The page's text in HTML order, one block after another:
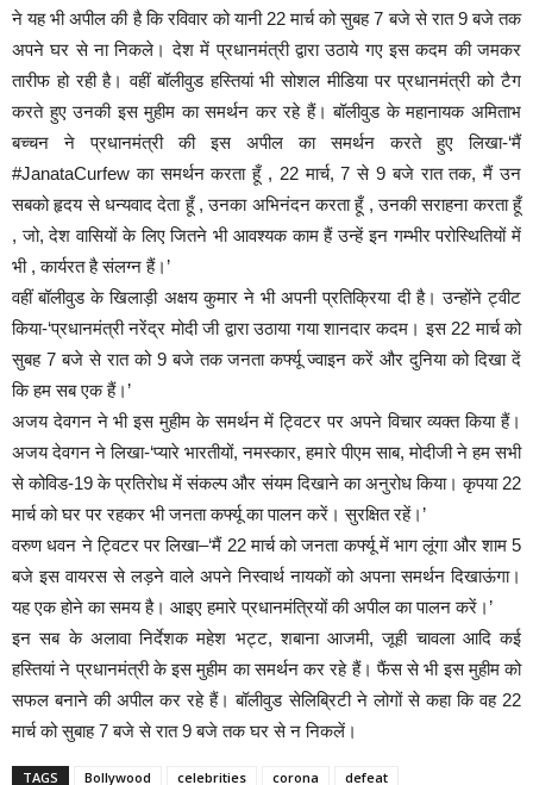
ने यह भी अपील की है कि रविवार को यानी 22 मार्च को सुबह 7 बजे से रात 9 बजे तक
अपने घर से ना निकले। देश में प्रधानमंत्री द्वारा उठाये गए इस कदम की जमकर
तारीफ हो रही है। वहीं बॉलीवुड हस्तियां भी सोशल मीडिया पर प्रधानमंत्री को टैग
करते हुए उनकी इस मुहीम का समर्थन कर रहे हैं। बॉलीवुड के महानायक अमिताभ
बच्चन ने प्रधानमंत्री की इस अपील का समर्थन करते हुए लिखा-‘मैं
#JanataCurfew का समर्थन करता हूँ , 22मार्च, 7 से 9 बजे रात तक, मैं उन
सबको हृदय से धन्यवाद देता हूँ , उनका अभिनंदन करता हूँ , उनकी सराहना करता हूँ
, जो, देश वासियों के लिए जितने भी आवश्यक काम हैं उन्हें इन गम्भीर परोस्थितियों में
भी , कार्यरत है संलग्न हैं।’
वहीं बॉलीवुड के खिलाड़ी अक्षय कुमार ने भी अपनी प्रतिक्रिया दी है। उन्होंने ट्वीट
किया-‘प्रधानमंत्री नरेंद्र मोदी जी द्वारा उठाया गया शानदार कदम। इस 22 मार्च को
सुबह 7 बजे से रात को 9 बजे तक जनता कर्फ्यू ज्वाइन करें और दुनिया को दिखा दें
कि हम सब एक हैं।’
अजय देवगन ने भी इस मुहीम के समर्थन में ट्विटर पर अपने विचार व्यक्त किया हैं।
अजय देवगन ने लिखा-‘प्यारे भारतीयों, नमस्कार, हमारे पीएम साब, मोदीजी ने हम सभी
से कोविड-19 के प्रतिरोध में संकल्प और संयम दिखाने का अनुरोध किया। कृपया 22
मार्च को घर पर रहकर भी जनता कर्फ्यू का पालन करें। सुरक्षित रहें।’
वरुण धवन ने ट्विटर पर लिखा–‘मैं 22 मार्च को जनता कर्फ्यू में भाग लूंगा और शाम 5
बजे इस वायरस से लड़ने वाले अपने निस्वार्थ नायकों को अपना समर्थन दिखाऊंगा।
यह एक होने का समय है। आइए हमारे प्रधानमंत्रियों की अपील का पालन करें।’
इन सब के अलावा निर्देशक महेश भट्ट, शबाना आजमी, जूही चावला आदि कई
हस्तियां ने प्रधानमंत्री के इस मुहीम का समर्थन कर रहे हैं। फैंस से भी इस मुहीम को
सफल बनाने की अपील कर रहे हैं। बॉलीवुड सेलिब्रिटी ने लोगों से कहा कि वह 22
मार्च को सुबाह 7 बजे से रात 9 बजे तक घर से न निकलें।
TAGS Bollywood celebrities corona defeat